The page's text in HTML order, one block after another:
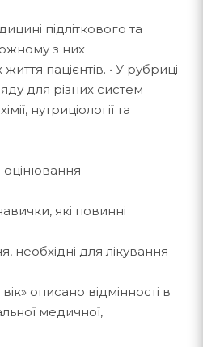
підліткового та
з них
пацієнтів. • У рубриці
для різних систем
нутриціології та
оцінювання
які повинні
необхідні для лікування
описано відмінності в
медичної,